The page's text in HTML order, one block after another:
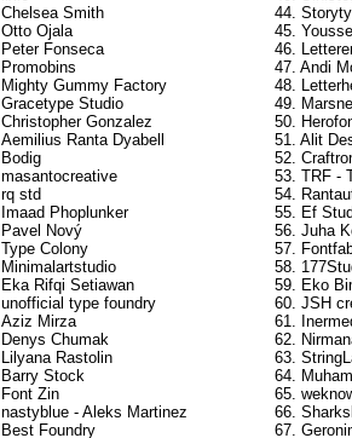
Chelsea Smith
Otto Ojala
Peter Fonseca
Promobins
Mighty Gummy Factory
Gracetype Studio
Christopher Gonzalez
Aemilius Ranta Dyabell
Bodig
masantocreative
rq std
Imaad Phoplunker
Pavel Nový
Type Colony
Minimalartstudio
Eka Rifqi Setiawan
unofficial type foundry
Aziz Mirza
Denys Chumak
Lilyana Rastolin
Barry Stock
Font Zin
nastyblue - Aleks Martinez
Best Foundry
44.
45.
46.
47. Andi
48.
49.
50.
51. Alit
52.
53. TRF -
54.
55. Ef
56. Juha
57.
58.
59. Eko
60. JSH
61.
62.
63.
64.
65.
66.
67.